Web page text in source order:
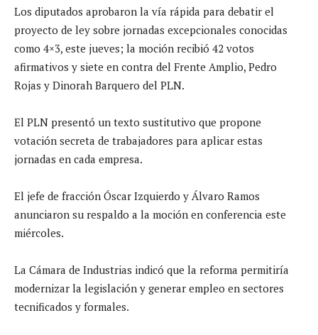
Los diputados aprobaron la vía rápida para debatir el
proyecto de ley sobre jornadas excepcionales conocidas
como 4×3, este jueves; la moción recibió 42 votos
afirmativos y siete en contra del Frente Amplio, Pedro
Rojas y Dinorah Barquero del PLN.
El PLN presentó un texto sustitutivo que propone
votación secreta de trabajadores para aplicar estas
jornadas en cada empresa.
El jefe de fracción Óscar Izquierdo y Álvaro Ramos
anunciaron su respaldo a la moción en conferencia este
miércoles.
La Cámara de Industrias indicó que la reforma permitiría
modernizar la legislación y generar empleo en sectores
tecnificados y formales.